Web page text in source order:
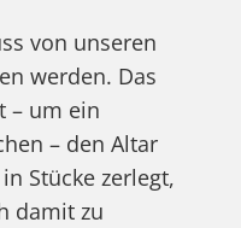
von unseren
werden. Das
– um ein
– den Altar
Stücke zerlegt,
damit zu